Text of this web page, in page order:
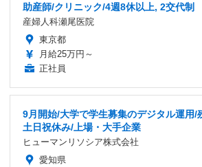
助産師/クリニック/4週8休以上, 2交代制
産婦人科瀬尾医院
東京都
月給25万円～
正社員
9月開始/大学で学生募集のデジタル運用/
土日祝休み/上場・大手企業
ヒューマンリソシア株式会社
愛知県